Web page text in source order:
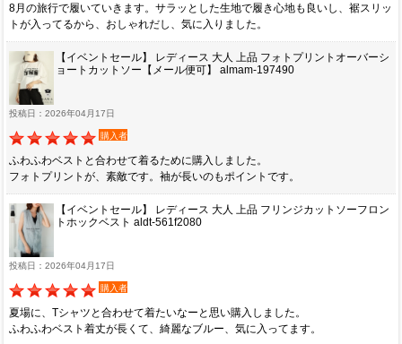
8月の旅行で履いていきます。サラッとした生地で履き心地も良いし、裾スリッ
トが入ってるから、おしゃれだし、気に入りました。
【イベントセール】 レディース 大人 上品 フォトプリントオーバーシ
ョートカットソー【メール便可】 almam-197490
投稿日：2026年04月17日
購入者
ふわふわベストと合わせて着るために購入しました。
フォトプリントが、素敵です。袖が長いのもポイントです。
【イベントセール】 レディース 大人 上品 フリンジカットソーフロン
トホックベスト aldt-561f2080
投稿日：2026年04月17日
購入者
夏場に、Tシャツと合わせて着たいなーと思い購入しました。
ふわふわベスト着丈が長くて、綺麗なブルー、気に入ってます。